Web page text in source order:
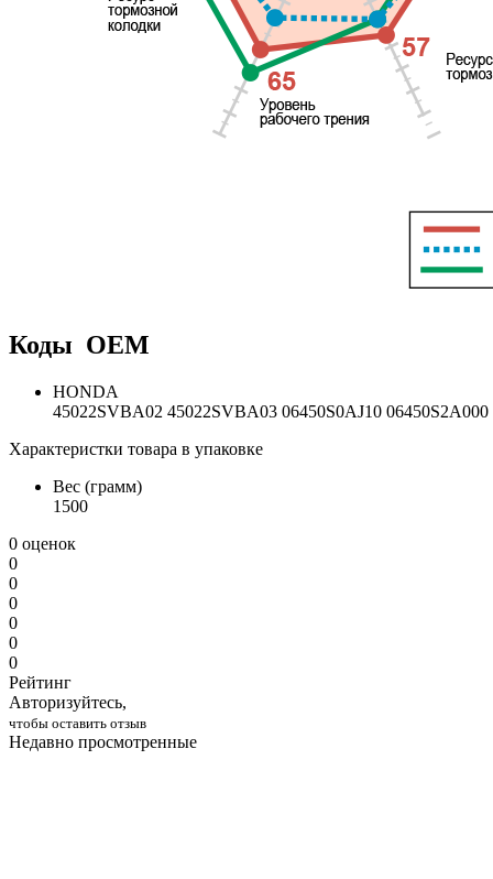
Коды OEM
HONDA
45022SVBA02 45022SVBA03 06450S0AJ10
Характеристки товара в упаковке
Вес (грамм)
1500
0 оценок
0
0
0
0
0
0
Рейтинг
Авторизуйтесь,
чтобы оставить отзыв
Недавно просмотренные